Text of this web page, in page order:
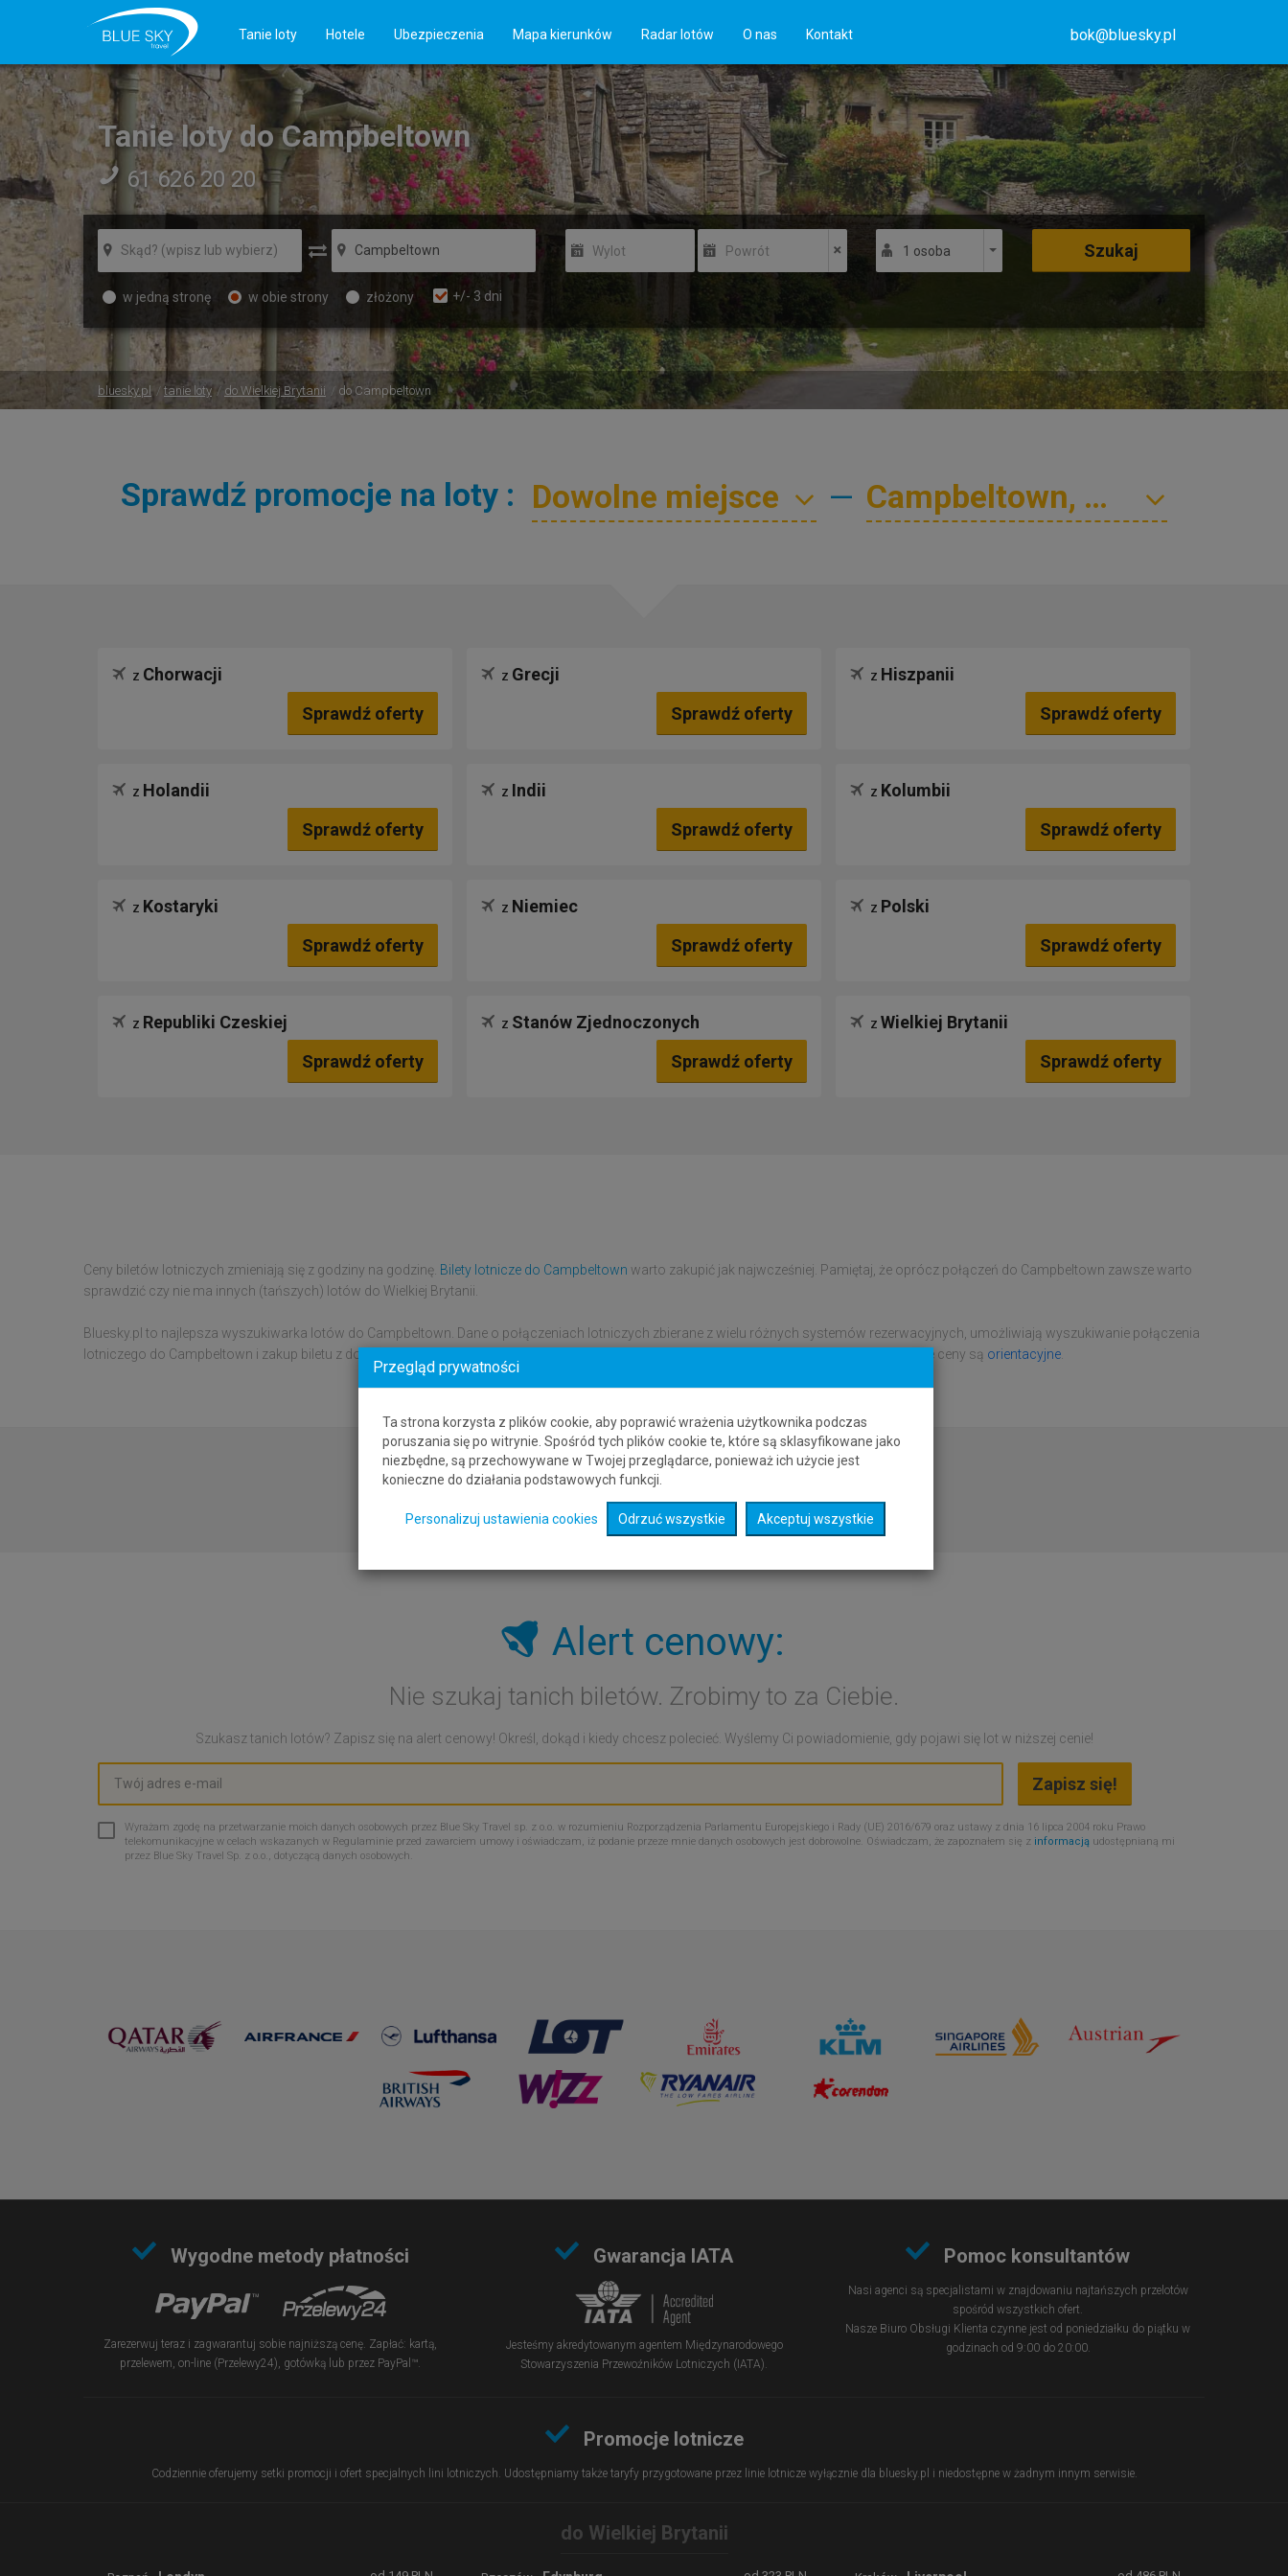
Tanie loty Hotele Ubezpieczenia Mapa kierunków Radar lotów O nas Kontakt bok@bluesky.pl
Tanie loty do Campbeltown
61 626 20 20
Wylot Powrót 1 osoba
w jedną stronę w obie strony złożony +/- 3 dni
Szukaj
bluesky.pl tanie loty do Wielkiej Brytanii do Campbeltown
Sprawdź promocje na loty : —
z Chorwacji
Sprawdź oferty
z Grecji
Sprawdź oferty
z Hiszpanii
Sprawdź oferty
z Holandii
Sprawdź oferty
z Indii
Sprawdź oferty
z Kolumbii
Sprawdź oferty
z Kostaryki
Sprawdź oferty
z Niemiec
Sprawdź oferty
z Polski
Sprawdź oferty
z Republiki Czeskiej
Sprawdź oferty
z Stanów Zjednoczonych
Sprawdź oferty
z Wielkiej Brytanii
Sprawdź oferty
Ceny biletów lotniczych zmieniają się z godziny na godzinę. Bilety lotnicze do Campbeltown warto zakupić jak najwcześniej. Pamiętaj, że oprócz połączeń do Campbeltown zawsze warto
sprawdzić czy nie ma innych (tańszych) lotów do Wielkiej Brytanii.
Bluesky.pl to najlepsza wyszukiwarka lotów do Campbeltown. Dane o połączeniach lotniczych zbierane z wielu różnych systemów rezerwacyjnych, umożliwiają wyszukiwanie połączenia
lotniczego do Campbeltown i zakup biletu z dowolnego miasta lub kraju, bez konieczności przechodzenia na stronę innego dostawcy. Podane ceny są orientacyjne
Alert cenowy:
Nie szukaj tanich biletów. Zrobimy to za Ciebie.
Szukasz tanich lotów? Zapisz się na alert cenowy! Określ, dokąd i kiedy chcesz polecieć. Wyślemy Ci powiadomienie, gdy pojawi się lot w niższej cenie!
Wyrażam zgodę na przetwarzanie moich danych osobowych przez Blue Sky Travel sp. z o.o. w rozumieniu Rozporządzenia Parlamentu Europejskiego i Rady (UE) 2016/679 oraz ustawy z dnia 16 lipca 2004 roku Prawo
telekomunikacyjne w celach wskazanych w Regulaminie przed zawarciem umowy i oświadczam, iż podanie przeze mnie danych osobowych jest dobrowolne. Oświadczam, że zapoznałem się z informacją udostępnianą mi
przez Blue Sky Travel Sp. z o.o., dotyczącą danych osobowych.
Wygodne metody płatności
Zarezerwuj teraz i zagwarantuj sobie najniższą cenę. Zapłać: kartą,
przelewem, on-line (Przelewy24), gotówką lub przez PayPal™.
Gwarancja IATA
Jesteśmy akredytowanym agentem Międzynarodowego
Stowarzyszenia Przewoźników Lotniczych (IATA).
Pomoc konsultantów
Nasi agenci są specjalistami w znajdowaniu najtańszych przelotów
spośród wszystkich ofert.
Nasze Biuro Obsługi Klienta czynne jest od poniedziałku do piątku w
godzinach od 9:00 do 20:00.
Promocje lotnicze
Codziennie oferujemy setki promocji i ofert specjalnych lini lotniczych. Udostępniamy także taryfy przygotowane przez linie lotnicze wyłącznie dla bluesky.pl i niedostępne w żadnym innym serwisie.
do Wielkiej Brytanii
Przegląd prywatności
Ta strona korzysta z plików cookie, aby poprawić wrażenia użytkownika podczas
poruszania się po witrynie. Spośród tych plików cookie te, które są sklasyfikowane jako
niezbędne, są przechowywane w Twojej przeglądarce, ponieważ ich użycie jest
konieczne do działania podstawowych funkcji.
Personalizuj ustawienia cookies Odrzuć wszystkie Akceptuj wszystkie